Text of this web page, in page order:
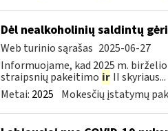
Dėl nealkoholinių saldintų
Web turinio sąrašas 2025-06-27
Informuojame, kad 2025 m.
straipsnių pakeitimo ir II skyriaus...
Metai: 2025 Mokesčių įstatymų